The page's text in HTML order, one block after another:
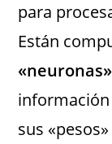
para
Están
«neuronas»
sus